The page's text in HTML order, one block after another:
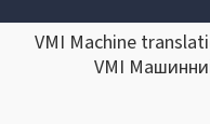
VMI Machine
VMI